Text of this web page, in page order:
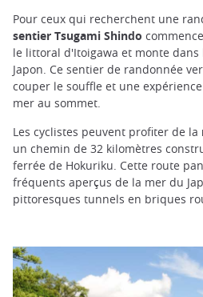
Pour ceux qui recherchent une
sentier Tsugami Shindo
le littoral d'Itoigawa et monte
Japon. Ce sentier de randonnée
couper le souffle et une
mer au sommet.
Les cyclistes peuvent profiter de la
un chemin de 32 kilomètres
ferrée de Hokuriku. Cette route
fréquents aperçus de la mer du
pittoresques tunnels en briques